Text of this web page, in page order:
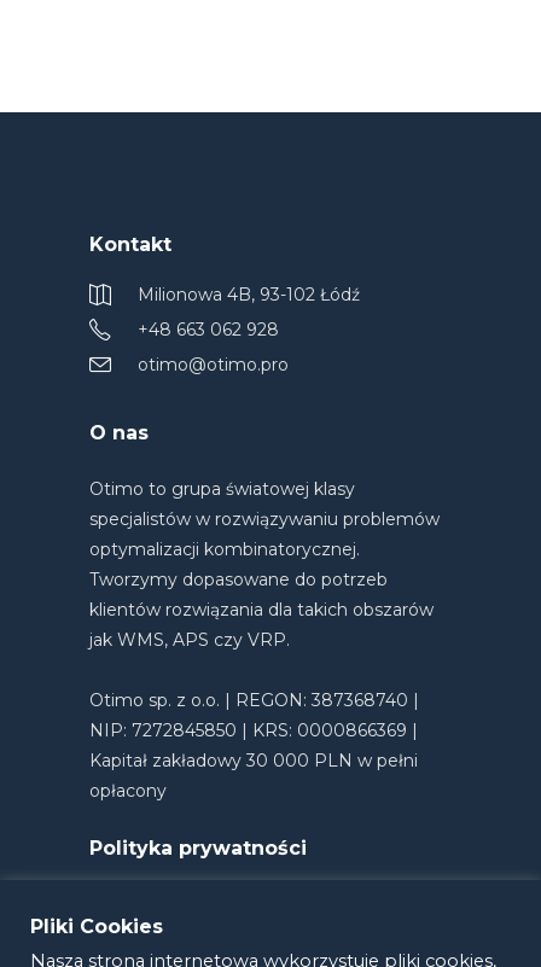
Kontakt
Milionowa 4B, 93-102 Łódź
+48 663 062 928
otimo@otimo.pro
O nas
Otimo to grupa światowej klasy
specjalistów w rozwiązywaniu problemów
optymalizacji kombinatorycznej.
Tworzymy dopasowane do potrzeb
klientów rozwiązania dla takich obszarów
jak WMS, APS czy VRP.
Otimo sp. z o.o. | REGON: 387368740 |
NIP: 7272845850 | KRS: 0000866369 |
Kapitał zakładowy 30 000 PLN w pełni
opłacony
Polityka prywatności
Pliki Cookies
Nasza strona internetowa wykorzystuje pliki cookies,